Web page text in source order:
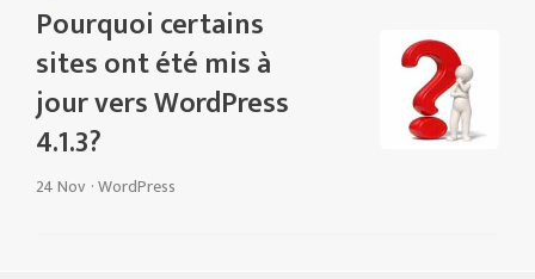
Pourquoi certains
sites ont été mis à
jour vers WordPress
4.1.3?
24 Nov ·WordPress